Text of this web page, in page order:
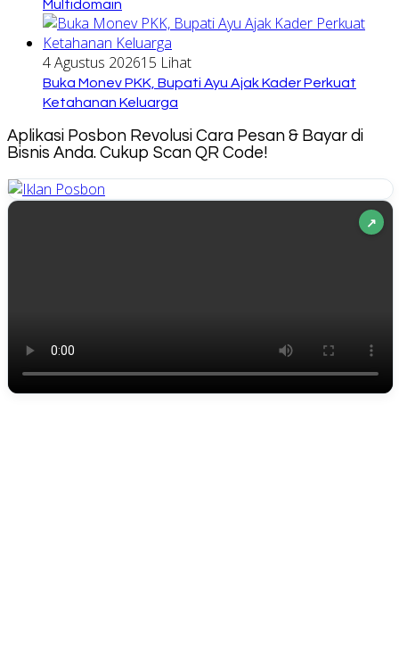
Multidomain
4 Agustus 202615 Lihat
Buka Monev PKK, Bupati Ayu Ajak Kader Perkuat
Ketahanan Keluarga
Aplikasi Posbon Revolusi Cara Pesan & Bayar di
Bisnis Anda. Cukup Scan QR Code!
↗